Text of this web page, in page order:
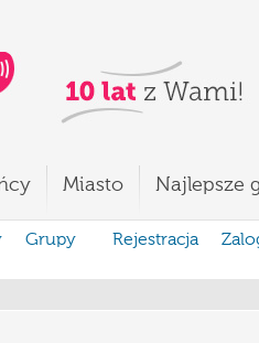
Miasto Najlepsze
Grupy Rejestracja